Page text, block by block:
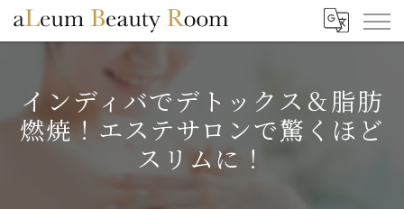
インディバでデトックス＆脂肪
燃焼！エステサロンで驚くほど
スリムに！